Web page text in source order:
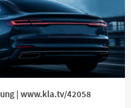
| www.kla.tv/42058